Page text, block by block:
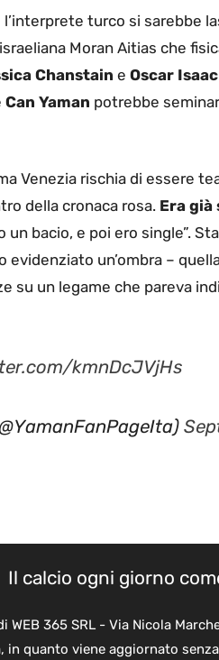
turco si sarebbe
Moran Aitias che
Chanstain e Oscar Isaac
Can Yaman potrebbe
Venezia rischia di essere
della cronaca rosa. Era già
un bacio, e poi ero single”.
un’ombra –
su un legame che pareva
kmnDcJVjHs
Il calcio ogni giorno
365 SRL - Via Nicola
quanto viene aggiornato